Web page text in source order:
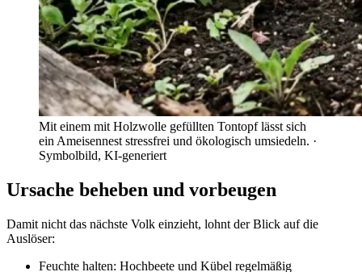
Mit einem mit Holzwolle gefüllten Tontopf lässt sich
ein Ameisennest stressfrei und ökologisch umsiedeln. ·
Symbolbild, KI-generiert
Ursache beheben und vorbeugen
Damit nicht das nächste Volk einzieht, lohnt der Blick auf die
Auslöser:
Feuchte halten: Hochbeete und Kübel regelmäßig